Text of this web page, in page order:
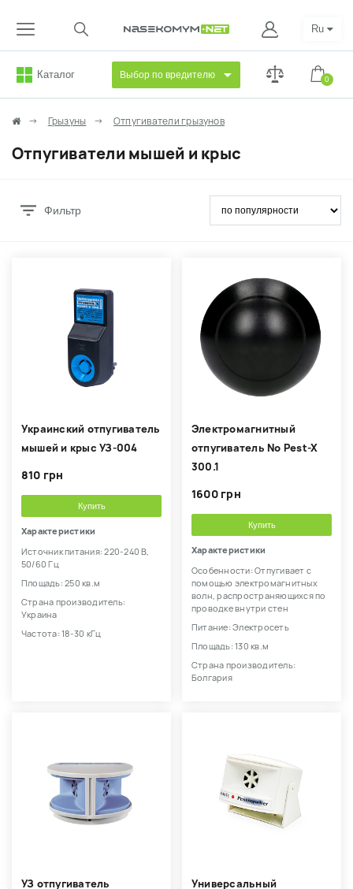
Каталог Выбор по вредителю 0
Ru
Грызуны Отпугиватели грызунов
Отпугиватели мышей и крыс
Фильтр
Украинский отпугиватель
мышей и крыс УЗ-004
810 грн
Купить
Характеристики
Источник питания: 220-240 В,
50/60 Гц
Площадь: 250 кв.м
Страна производитель:
Украина
Частота: 18-30 кГц
Электромагнитный
отпугиватель No Pest-X
300.1
1600 грн
Купить
Характеристики
Особенности: Отпугивает с
помощью электромагнитных
волн, распространяющихся по
проводке внутри стен
Питание: Электросеть
Площадь: 130 кв.м
Страна производитель:
Болгария
УЗ отпугиватель
Универсальный